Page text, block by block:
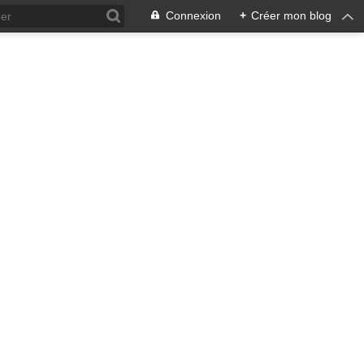
Connexion + Créer mon blog